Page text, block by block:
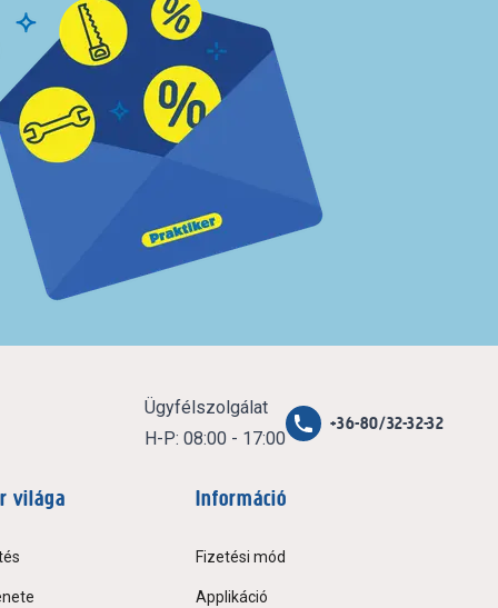
Ügyfélszolgálat
H-P: 08:00 - 17:00
+36-80/32-32-32
világa Információ
Fizetési mód
Applikáció